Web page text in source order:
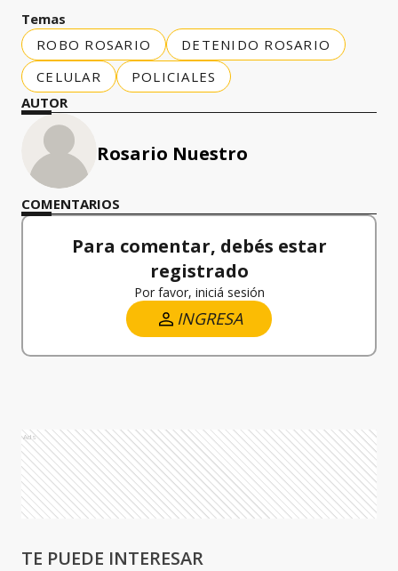
Temas
ROBO ROSARIO
DETENIDO ROSARIO
CELULAR
POLICIALES
AUTOR
Rosario Nuestro
COMENTARIOS
Para comentar, debés estar
registrado
Por favor, iniciá sesión
INGRESA
Ads
TE PUEDE INTERESAR